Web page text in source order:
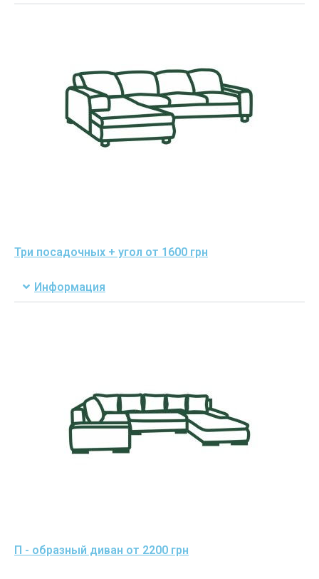
Три посадочных + угол от 1600 грн
Информация
П - образный диван от 2200 грн